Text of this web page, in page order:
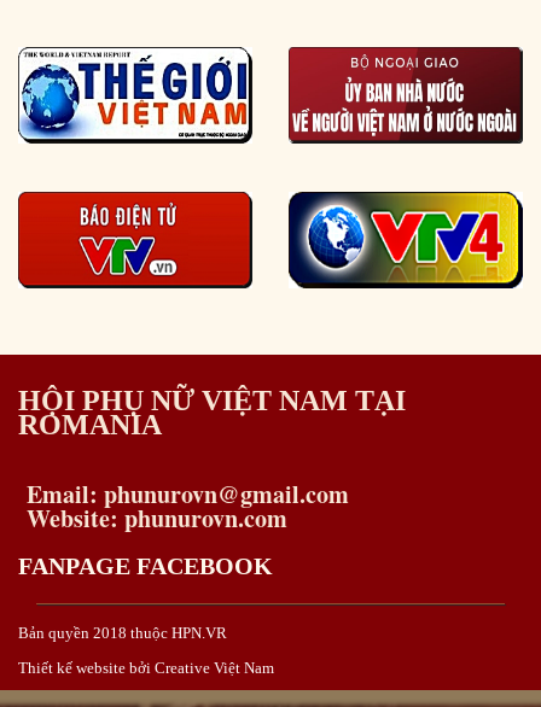
HỘI PHỤ NỮ VIỆT NAM TẠI
ROMANIA
Email: phunurovn@gmail.com
Website: phunurovn.com
FANPAGE FACEBOOK
Bản quyền 2018 thuộc HPN.VR
Thiết kế website bởi Creative Việt Nam